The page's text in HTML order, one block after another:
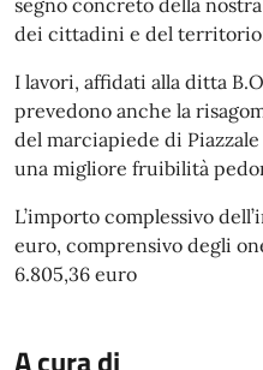
segno concreto della
dei cittadini e del
I lavori, affidati alla ditta
prevedono anche la
del marciapiede di
una migliore fruibilità
L’importo complessivo
euro, comprensivo degli
6.805,36 euro